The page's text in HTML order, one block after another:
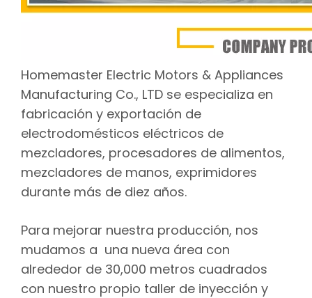
Homemaster Electric Motors & Appliances
Manufacturing Co., LTD se especializa en
fabricación y exportación de
electrodomésticos eléctricos de
mezcladores, procesadores de alimentos,
mezcladores de manos, exprimidores
durante más de diez años.
Para mejorar nuestra producción, nos
mudamos a una nueva área con
alrededor de 30,000 metros cuadrados
con nuestro propio taller de inyección y